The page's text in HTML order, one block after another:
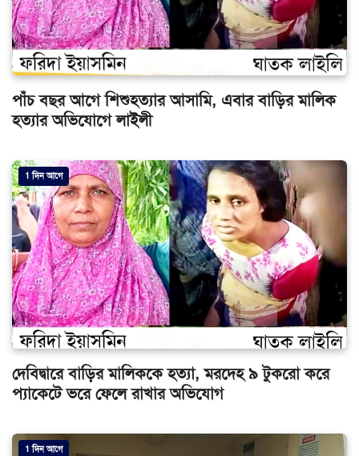
পাঁচ বছর আগে শিশুহত্যার আসামি, এবার বাড়ির মালিক
হত্যার অভিযোগে লাইলী
1 দিন আগে
দেবিদ্বারে বাড়ির মালিককে হত্যা, মরদেহ ৯ টুকরো করে
প্যাকেটে ভরে ফেলে রাখার অভিযোগ
1 দিন আগে